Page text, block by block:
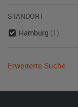
STANDORT
Hamburg (1)
Erweiterte Suche